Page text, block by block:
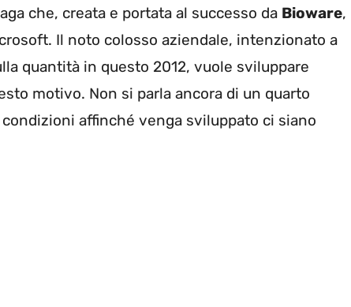
che, creata e portata al successo da Bioware,
Il noto colosso aziendale, intenzionato a
quantità in questo 2012, vuole sviluppare
motivo. Non si parla ancora di un quarto
affinché venga sviluppato ci siano